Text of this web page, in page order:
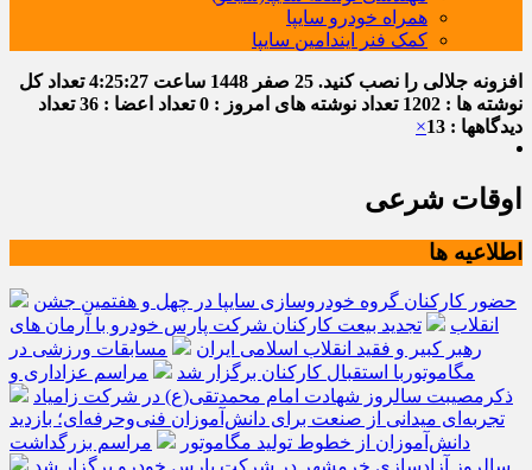
همراه خودرو سایپا
کمک فنر ایندامین سایپا
افزونه جلالی را نصب کنید. 25 صفر 1448 ساعت 4:25:28تعداد کل
نوشته ها : 1202
تعداد نوشته های امروز : 0 تعداد اعضا : 36
تعداد
دیدگاهها : 13
×
اوقات شرعی
اطلاعیه ها
حضور کارکنان گروه خودروسازی سایپا در چهل و هفتمین جشن
انقلاب
تجدید بیعت کارکنان شرکت پارس خودرو با آرمان های
رهبر کبیر و فقید انقلاب اسلامی ایران
مسابقات ورزشی در
مگاموتوربا استقبال کارکنان برگزار شد
مراسم عزاداری و
ذکرمصیبت سالروز شهادت امام محمدتقی(ع) در شرکت زامیاد
تجربه‌ای میدانی از صنعت برای دانش‌آموزان فنی‌وحرفه‌ای؛ بازدید
دانش‌آموزان از خطوط تولید مگاموتور
مراسم بزرگداشت
سالروز آزادسازی خرمشهر در شرکت پارس خودرو برگزار شد